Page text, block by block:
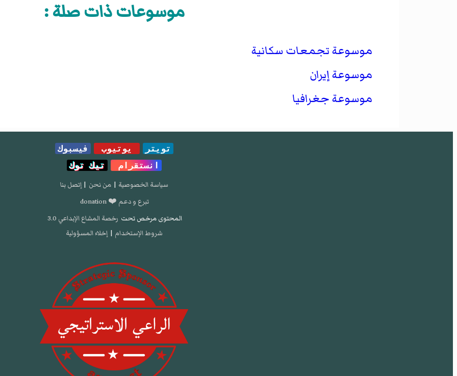
موسوعات ذات صلة :
موسوعة تجمعات سكانية
موسوعة إيران
موسوعة جغرافيا
تويتر يوتيوب
فيسبوك
انستقرام
تيك توك
سياسة الخصوصية | من نحن | إتصل بنا
تبرع و دعم ❤️ donation
المحتوى مرخص تحت رخصة المشاع الإبداعي 3.0
شروط الإستخدام | إخلاء المسؤولية